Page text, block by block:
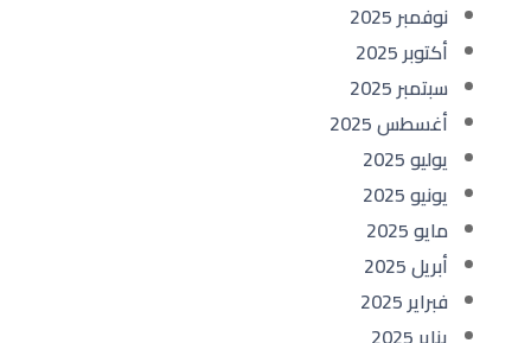
نوفمبر 2025
أكتوبر 2025
سبتمبر 2025
أغسطس 2025
يوليو 2025
يونيو 2025
مايو 2025
أبريل 2025
فبراير 2025